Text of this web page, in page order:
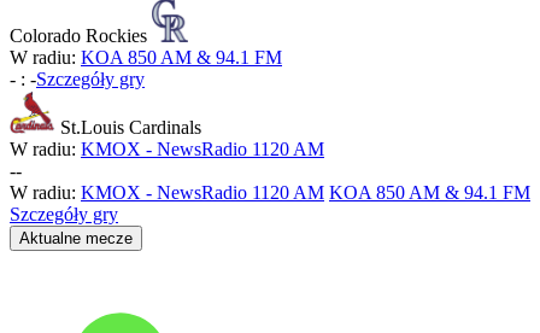
Colorado Rockies
W radiu: KOA 850 AM & 94.1 FM
- : -Szczegóły gry
St.Louis Cardinals
W radiu: KMOX - NewsRadio 1120 AM
--
W radiu: KMOX - NewsRadio 1120 AM KOA 850 AM & 94.1 FM
Szczegóły gry
Aktualne mecze